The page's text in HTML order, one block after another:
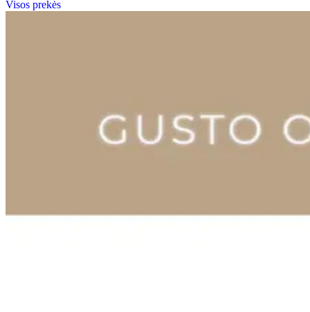
Visos prekės